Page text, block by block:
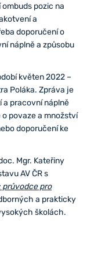
pozic na
a
doporučení o
náplně a způsobu
květen 2022 –
Poláka. Zpráva je
a pracovní náplně
povaze a množství
doporučení ke
Mgr. Kateřiny
AV ČR s
průvodce pro
a prakticky
školách.